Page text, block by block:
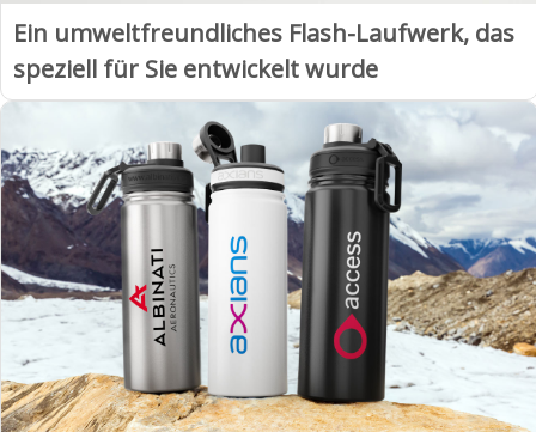
Ein umweltfreundliches Flash-Laufwerk, das
speziell für Sie entwickelt wurde